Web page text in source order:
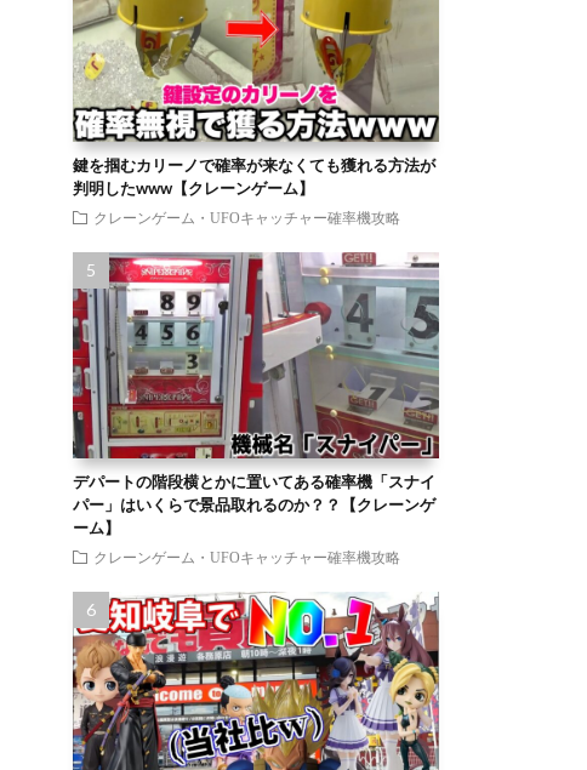
鍵を掴むカリーノで確率が来なくても獲れる方法が
判明したwww【クレーンゲーム】
クレーンゲーム・UFOキャッチャー確率機攻略
デパートの階段横とかに置いてある確率機「スナイ
パー」はいくらで景品取れるのか？？【クレーンゲ
ーム】
クレーンゲーム・UFOキャッチャー確率機攻略